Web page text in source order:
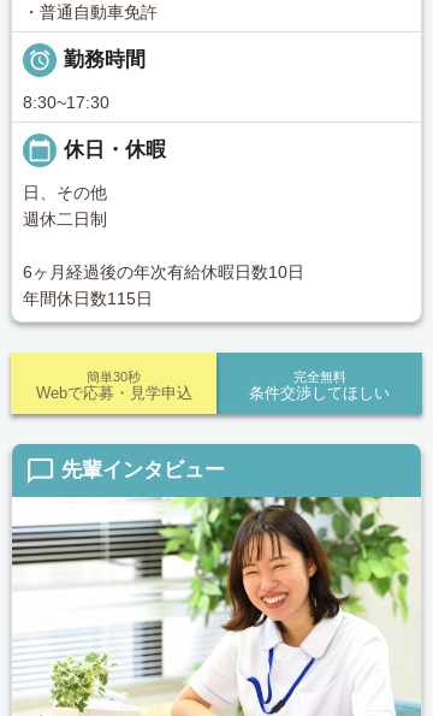
・普通自動車免許
 勤務時間
8:30~17:30
calendar_today 休日・休暇
日、その他
週休二日制
6ヶ月経過後の年次有給休暇日数10日
年間休日数115日
完全無料
条件交渉してほしい
簡単30秒
Webで応募・見学申込
chat_bubble_outline 先輩インタビュー